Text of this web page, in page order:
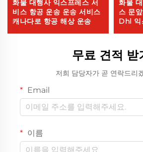
화물 대행사 익스프레스 서
비스 항공 운송 운송 서비스
캐나다로 항공 해상 운송
화물
스 문
Dhl 익
무료 견적 받
저희 담당자가 곧 연락드리
Email
이름